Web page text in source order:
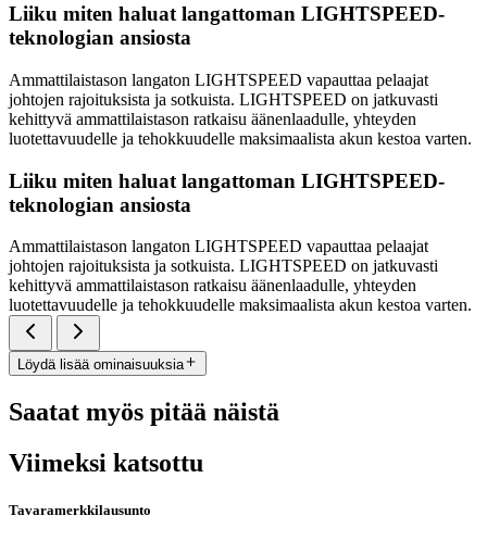
Liiku miten haluat langattoman LIGHTSPEED-
teknologian ansiosta
Ammattilaistason langaton LIGHTSPEED vapauttaa pelaajat
johtojen rajoituksista ja sotkuista. LIGHTSPEED on jatkuvasti
kehittyvä ammattilaistason ratkaisu äänenlaadulle, yhteyden
luotettavuudelle ja tehokkuudelle maksimaalista akun kestoa varten.
Liiku miten haluat langattoman LIGHTSPEED-
teknologian ansiosta
Ammattilaistason langaton LIGHTSPEED vapauttaa pelaajat
johtojen rajoituksista ja sotkuista. LIGHTSPEED on jatkuvasti
kehittyvä ammattilaistason ratkaisu äänenlaadulle, yhteyden
luotettavuudelle ja tehokkuudelle maksimaalista akun kestoa varten.
Löydä lisää ominaisuuksia
Saatat myös pitää näistä
Viimeksi katsottu
Tavaramerkkilausunto